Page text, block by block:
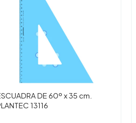
DE 60º x 35 cm.
13116